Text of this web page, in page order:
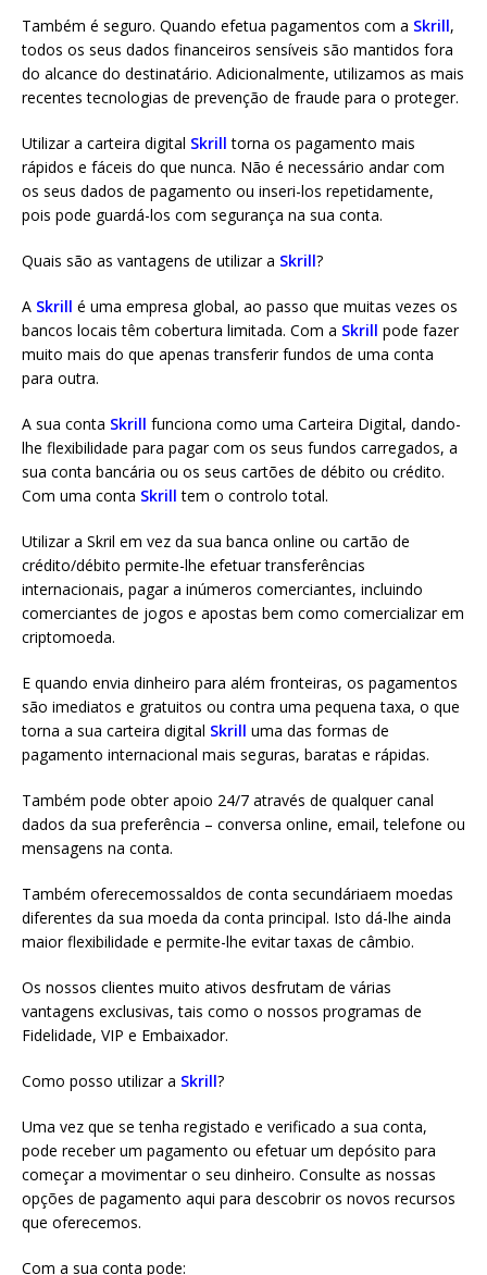
Também é seguro. Quando efetua pagamentos com a Skrill,
todos os seus dados financeiros sensíveis são mantidos fora
do alcance do destinatário. Adicionalmente, utilizamos as mais
recentes tecnologias de prevenção de fraude para o proteger.
Utilizar a carteira digital Skrill torna os pagamento mais
rápidos e fáceis do que nunca. Não é necessário andar com
os seus dados de pagamento ou inseri-los repetidamente,
pois pode guardá-los com segurança na sua conta.
Quais são as vantagens de utilizar a Skrill?
A Skrill é uma empresa global, ao passo que muitas vezes os
bancos locais têm cobertura limitada. Com a Skrill pode fazer
muito mais do que apenas transferir fundos de uma conta
para outra.
A sua conta Skrill funciona como uma Carteira Digital, dando-
lhe flexibilidade para pagar com os seus fundos carregados, a
sua conta bancária ou os seus cartões de débito ou crédito.
Com uma conta Skrill tem o controlo total.
Utilizar a Skril em vez da sua banca online ou cartão de
crédito/débito permite-lhe efetuar transferências
internacionais, pagar a inúmeros comerciantes, incluindo
comerciantes de jogos e apostas bem como comercializar em
criptomoeda.
E quando envia dinheiro para além fronteiras, os pagamentos
são imediatos e gratuitos ou contra uma pequena taxa, o que
torna a sua carteira digital Skrill uma das formas de
pagamento internacional mais seguras, baratas e rápidas.
Também pode obter apoio 24/7 através de qualquer canal
dados da sua preferência – conversa online, email, telefone ou
mensagens na conta.
Também oferecemossaldos de conta secundáriaem moedas
diferentes da sua moeda da conta principal. Isto dá-lhe ainda
maior flexibilidade e permite-lhe evitar taxas de câmbio.
Os nossos clientes muito ativos desfrutam de várias
vantagens exclusivas, tais como o nossos programas de
Fidelidade, VIP e Embaixador.
Como posso utilizar a Skrill?
Uma vez que se tenha registado e verificado a sua conta,
pode receber um pagamento ou efetuar um depósito para
começar a movimentar o seu dinheiro. Consulte as nossas
opções de pagamento aqui para descobrir os novos recursos
que oferecemos.
Com a sua conta pode: